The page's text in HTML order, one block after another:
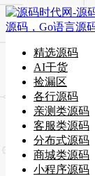
精选源码
AI干货
捡漏区
各行源码
亲测类源码
客服类源码
分布式源码
商城类源码
小程序源码